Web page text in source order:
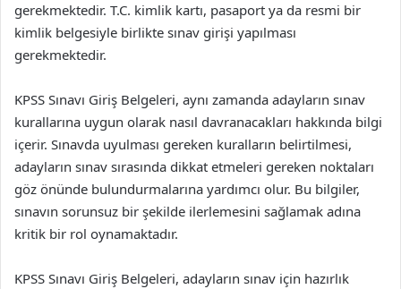
gerekmektedir. T.C. kimlik kartı, pasaport ya da resmi bir
kimlik belgesiyle birlikte sınav girişi yapılması
gerekmektedir.
KPSS Sınavı Giriş Belgeleri, aynı zamanda adayların sınav
kurallarına uygun olarak nasıl davranacakları hakkında bilgi
içerir. Sınavda uyulması gereken kuralların belirtilmesi,
adayların sınav sırasında dikkat etmeleri gereken noktaları
göz önünde bulundurmalarına yardımcı olur. Bu bilgiler,
sınavın sorunsuz bir şekilde ilerlemesini sağlamak adına
kritik bir rol oynamaktadır.
KPSS Sınavı Giriş Belgeleri, adayların sınav için hazırlık